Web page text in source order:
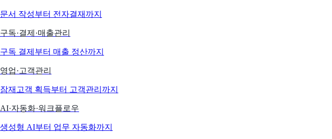
문서 작성부터 전자결재까지
구독·결제·매출관리
구독 결제부터 매출 정산까지
영업·고객관리
잠재고객 획득부터 고객관리까지
AI·자동화·워크플로우
생성형 AI부터 업무 자동화까지